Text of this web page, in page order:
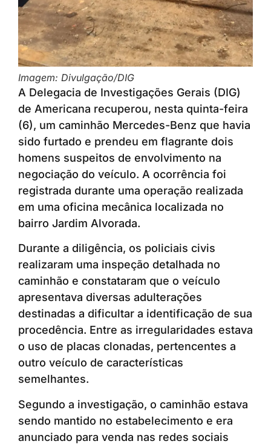
Imagem: Divulgação/DIG
A Delegacia de Investigações Gerais (DIG)
de Americana recuperou, nesta quinta-feira
(6), um caminhão Mercedes-Benz que havia
sido furtado e prendeu em flagrante dois
homens suspeitos de envolvimento na
negociação do veículo. A ocorrência foi
registrada durante uma operação realizada
em uma oficina mecânica localizada no
bairro Jardim Alvorada.
Durante a diligência, os policiais civis
realizaram uma inspeção detalhada no
caminhão e constataram que o veículo
apresentava diversas adulterações
destinadas a dificultar a identificação de sua
procedência. Entre as irregularidades estava
o uso de placas clonadas, pertencentes a
outro veículo de características
semelhantes.
Segundo a investigação, o caminhão estava
sendo mantido no estabelecimento e era
anunciado para venda nas redes sociais